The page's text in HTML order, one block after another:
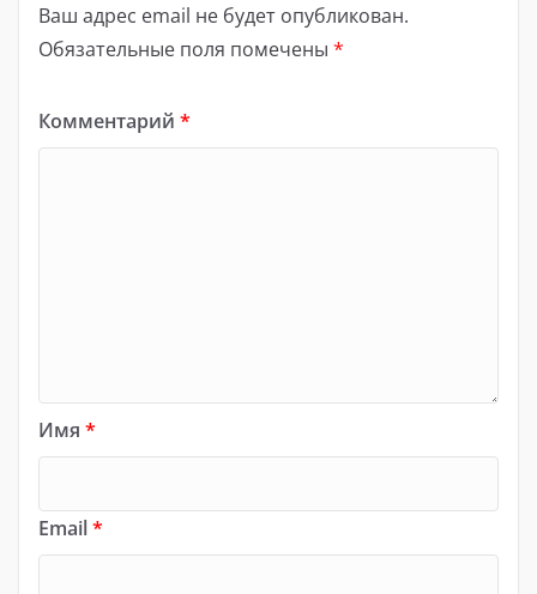
Ваш адрес email не будет опубликован.
Обязательные поля помечены *
Комментарий *
Имя *
Email*